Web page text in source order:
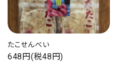
たこせんべい
648円(税48円)